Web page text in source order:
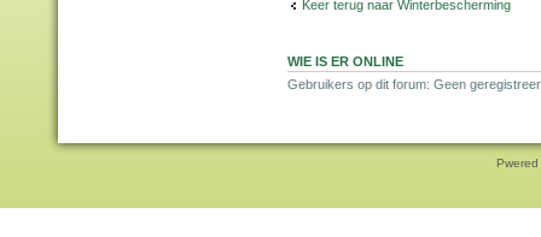
Keer terug naar Winterbescherming
WIE IS ER ONLINE
Gebruikers op dit forum: Geen